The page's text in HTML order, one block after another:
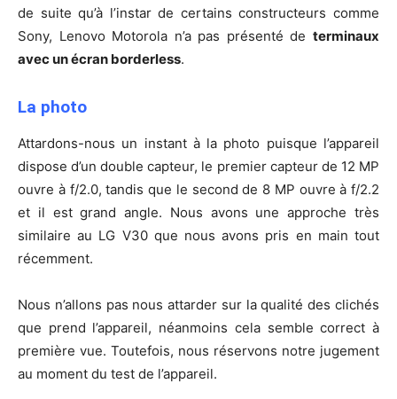
de suite qu’à l’instar de certains constructeurs comme
Sony, Lenovo Motorola n’a pas présenté de terminaux
avec un écran borderless.
La photo
Attardons-nous un instant à la photo puisque l’appareil
dispose d’un double capteur, le premier capteur de 12 MP
ouvre à f/2.0, tandis que le second de 8 MP ouvre à f/2.2
et il est grand angle. Nous avons une approche très
similaire au LG V30 que nous avons pris en main tout
récemment.
Nous n’allons pas nous attarder sur la qualité des clichés
que prend l’appareil, néanmoins cela semble correct à
première vue. Toutefois, nous réservons notre jugement
au moment du test de l’appareil.